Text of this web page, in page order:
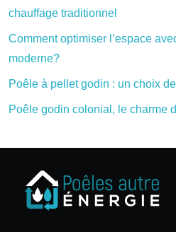
chauffage traditionnel
Comment optimiser l’espace
moderne?
Poêle à pellet godin : un choix
Poêle godin colonial, le charme